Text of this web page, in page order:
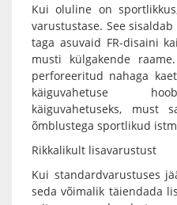
Kui oluline on
varustustase. See
taga asuvaid FR-disaini
musti külgakende
perforeeritud nahaga
käiguvahetuse
käiguvahetuseks, must
õmblustega sportlikud
Rikkalikult lisavarustust
Kui standardvarustuses
seda võimalik täiendada